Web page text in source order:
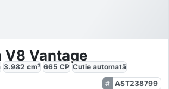
Vantage
3.982 cm³ 665 CP Cutie automată
AST238799